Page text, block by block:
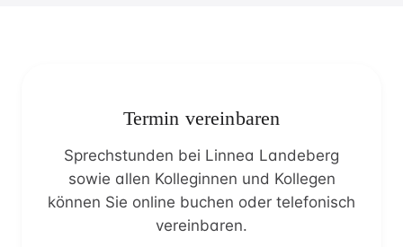
Termin vereinbaren
Sprechstunden bei Linnea Landeberg
sowie allen Kolleginnen und Kollegen
können Sie online buchen oder telefonisch
vereinbaren.